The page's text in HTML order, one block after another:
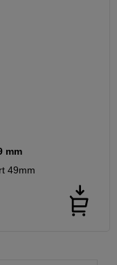
mm
49mm